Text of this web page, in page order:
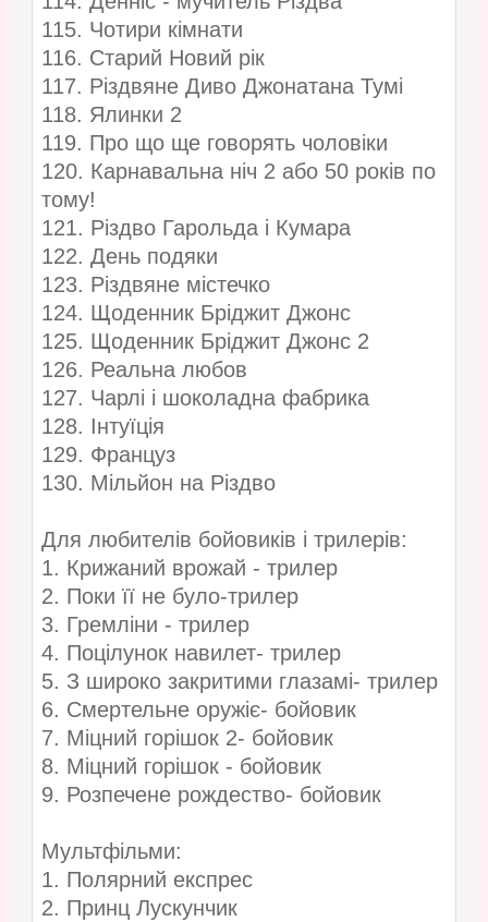
115. Чотири кімнати
116. Старий Новий рік
117. Різдвяне Диво Джонатана Тумі
118. Ялинки 2
119. Про що ще говорять чоловіки
120. Карнавальна ніч 2 або 50 років по
тому!
121. Різдво Гарольда і Кумара
122. День подяки
123. Різдвяне містечко
124. Щоденник Бріджит Джонс
125. Щоденник Бріджит Джонс 2
126. Реальна любов
127. Чарлі і шоколадна фабрика
128. Інтуїція
129. Француз
130. Мільйон на Різдво
Для любителів бойовиків і трилерів:
1. Крижаний врожай - трилер
2. Поки її не було-трилер
3. Гремліни - трилер
4. Поцілунок навилет- трилер
5. З широко закритими глазамі- трилер
6. Смертельне оружіє- бойовик
7. Міцний горішок 2- бойовик
8. Міцний горішок - бойовик
9. Розпечене рождество- бойовик
Мультфільми:
1. Полярний експрес
2. Принц Лускунчик